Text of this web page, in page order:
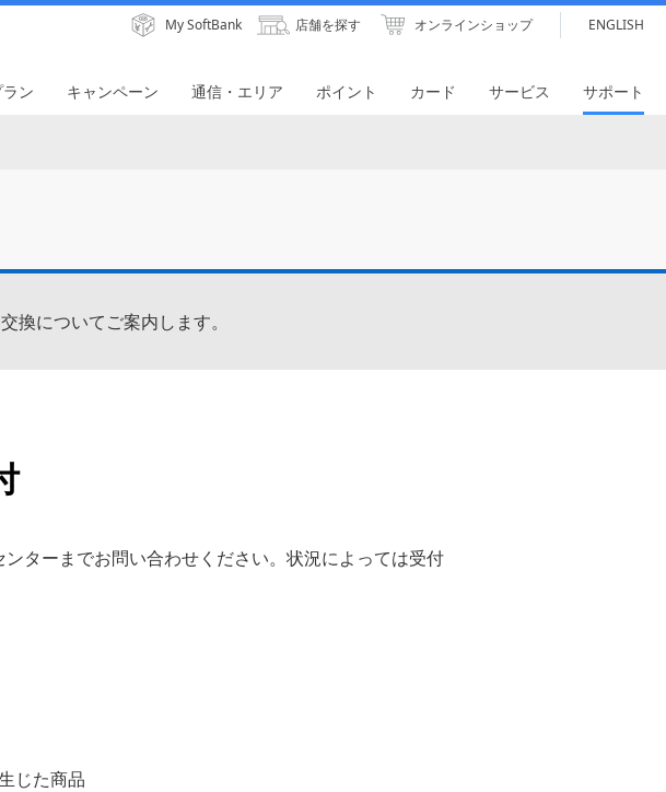
My SoftBank 店舗を探す オンラインショップ ENGLISH
ン キャンペーン 通信・エリア ポイント カード サービス サポート
換についてご案内します。
ターまでお問い合わせください。状況によっては受付
じた商品